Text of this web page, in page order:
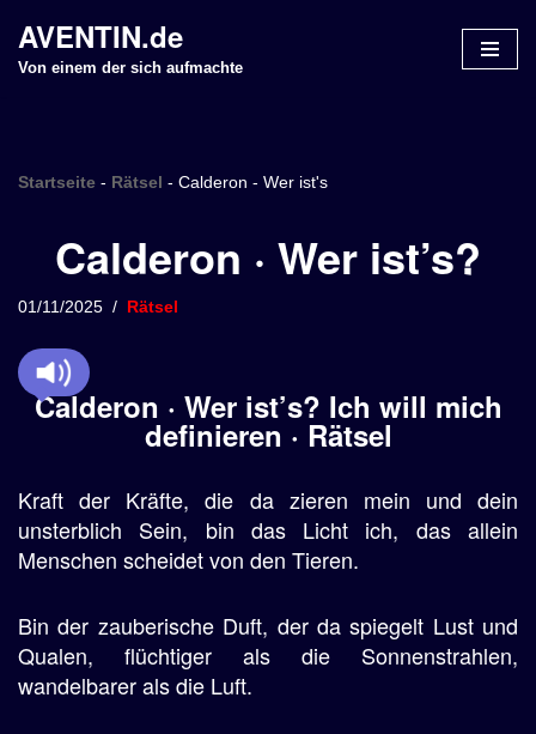
Z
n
p
r
e
n
AVENTIN.de
Von einem der sich aufmachte
Startseite - Rätsel - Calderon - Wer ist's
Calderon · Wer ist’s?
01/11/2025 Rätsel
Calderon · Wer ist’s? Ich will mich
definieren · Rätsel
Kraft der Kräfte, die da zieren mein und dein
unsterblich Sein, bin das Licht ich, das allein
Menschen scheidet von den Tieren.
Bin der zauberische Duft, der da spiegelt Lust und
Qualen, flüchtiger als die Sonnenstrahlen,
wandelbarer als die Luft.